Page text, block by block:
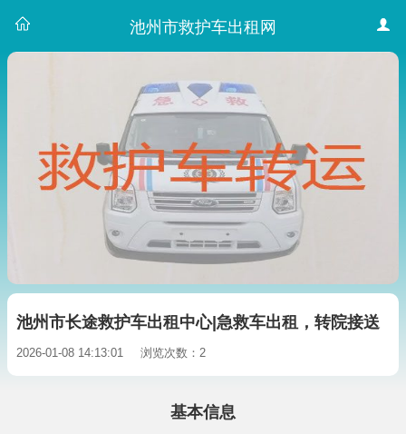
池州市救护车出租网
池州市长途救护车出租中心|急救车出租，转院接送
2026-01-08 14:13:01 浏览次数：2
基本信息